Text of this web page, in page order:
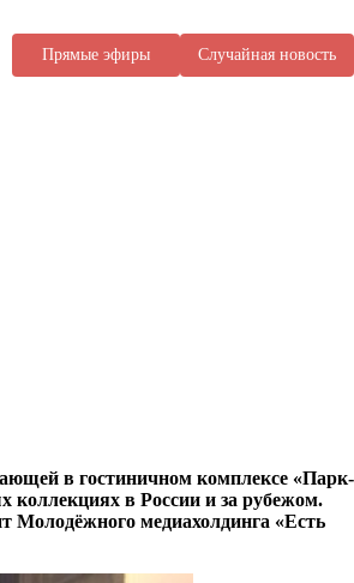
Прямые эфиры Случайная новость
в гостиничном комплексе «Парк-
коллекциях в России и за рубежом.
Молодёжного медиахолдинга «Есть